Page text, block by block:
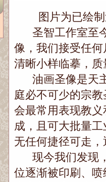
图片为已绘制
圣智工作室至今
像，我们接受任
清晰小样临摹，质
油画圣像是天主
庭必不可少的宗
会最常用表现教
成，且可大批量
无任何捷径可走
现今我们发现，
位逐渐被印刷、